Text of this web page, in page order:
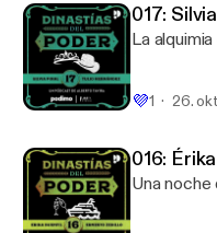
017:
La
💜1 26.
016:
Una